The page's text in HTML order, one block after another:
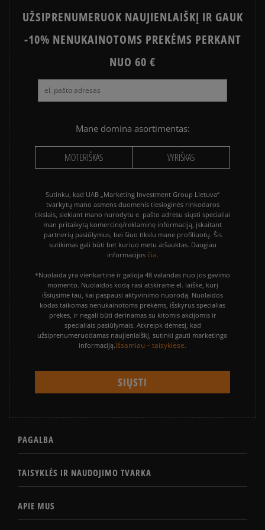
UŽSIPRENUMERUOK NAUJIENLAIŠKĮ IR GAUK
-10% NENUKAINOTOMS PREKĖMS PERKANT
NUO 60 €
Mane domina asortimentas:
MOTERIŠKAS VYRIŠKAS
Sutinku, kad UAB „Marketing Investment Group Lietuva“
tvarkytų mano asmens duomenis tiesioginės rinkodaros
tikslais, siekiant mano nurodytu e. pašto adresu siųsti specialiai
man pritaikytą komercinę/reklaminę informaciją, įskaitant
partnerių pasiūlymus, bei šiuo tikslu mane profiliuotų. Šis
sutikimas gali būti bet kuriuo metu atšauktas. Daugiau
informacijos čia.
*Nuolaida yra vienkartinė ir galioja 48 valandas nuo jos gavimo
momento. Nuolaidos kodą rasi atskirame el. laiške, kurį
išsiųsime tau, kai paspausi aktyvinimo nuorodą. Nuolaidos
kodas taikomas nenukainotoms prekėms, išskyrus specialias
prekes, ir negali būti derinamas su kitomis akcijomis ir
specialiais pasiūlymais. Atkreipk dėmesį, kad
užsiprenumeruodamas naujienlaiškį, sutinki gauti marketingo
informaciją.Išsamiau – taisyklėse.
PAGALBA
TAISYKLĖS IR NAUDOJIMO TVARKA
APIE MUS